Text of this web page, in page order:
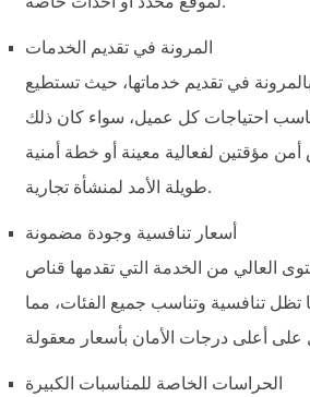
المرونة في تقديم الخدمات
في تقديم خدماتها، حيث تستطيع
احتياجات كل عميل، سواء كان ذلك
مؤقتين لفعالية معينة أو خطة أمنية
طويلة الأمد لمنشأة تجارية.
أسعار تنافسية وجودة مضمونة
العالي من الخدمة التي تقدمها قناص
تظل تنافسية وتناسب جميع الفئات، مما
الحراسات الخاصة للمناسبات الكبيرة